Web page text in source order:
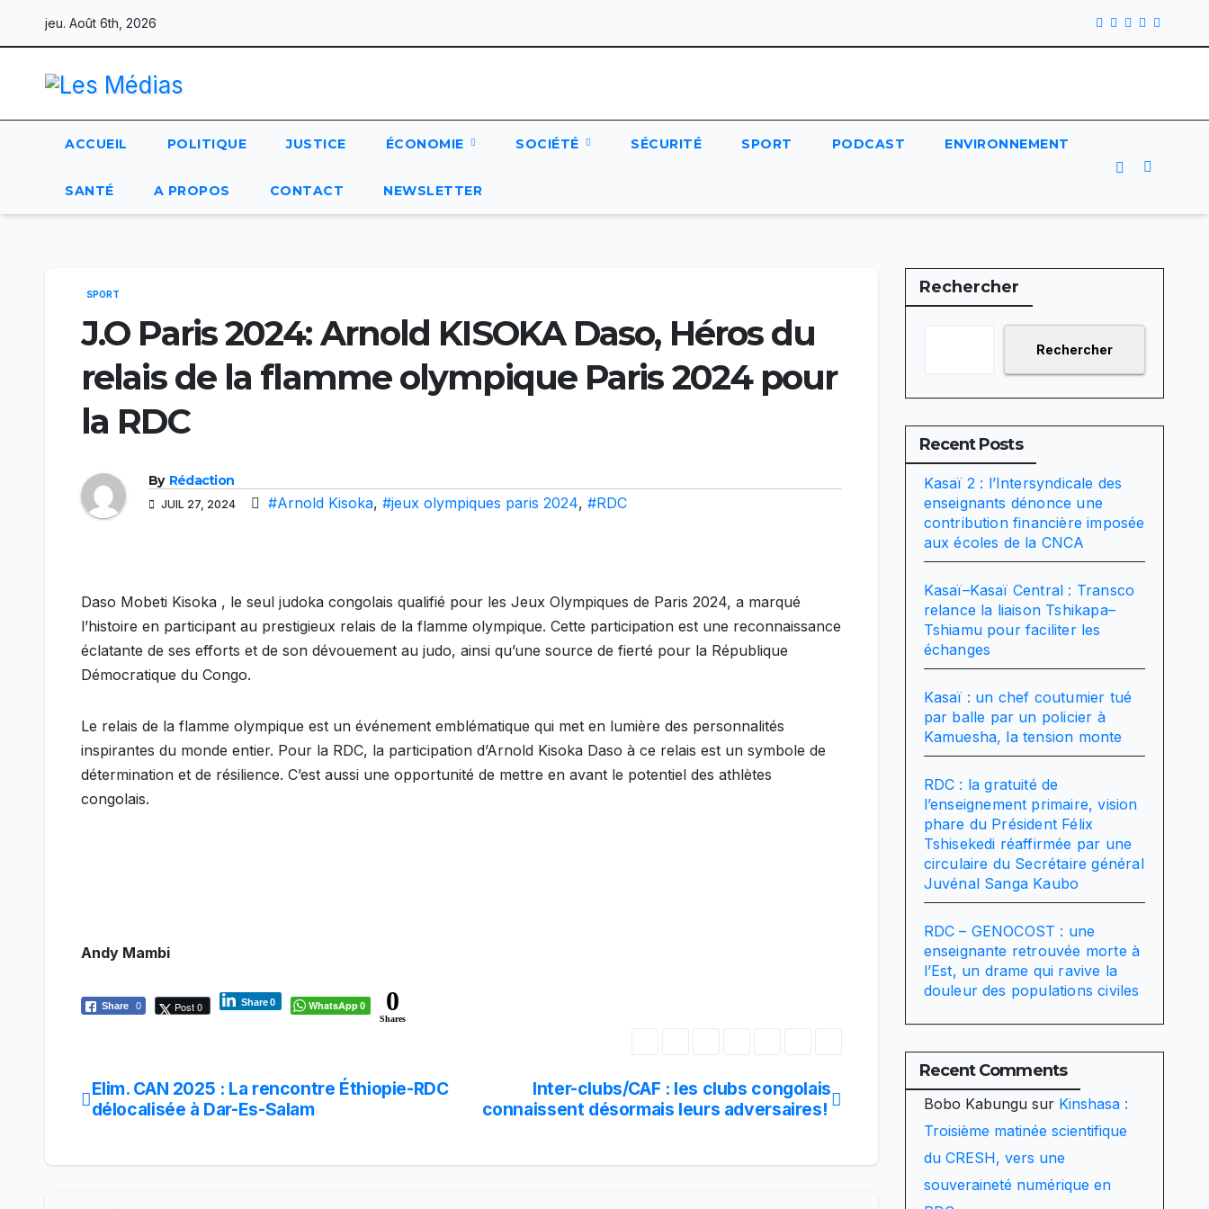
jeu. Août 6th, 2026
ACCUEIL POLITIQUE JUSTICE ÉCONOMIE SOCIÉTÉ SÉCURITÉ SPORT PODCAST ENVIRONNEMENT
SANTÉ A PROPOS CONTACT NEWSLETTER
SPORT
J.O Paris 2024: Arnold KISOKA Daso, Héros du
relais de la flamme olympique Paris 2024 pour
la RDC
By Rédaction
JUIL 27, 2024 #Arnold Kisoka, #jeux olympiques paris 2024, #RDC
Daso Mobeti Kisoka , le seul judoka congolais qualifié pour les Jeux Olympiques de Paris 2024, a marqué
l’histoire en participant au prestigieux relais de la flamme olympique. Cette participation est une reconnaissance
éclatante de ses efforts et de son dévouement au judo, ainsi qu’une source de fierté pour la République
Démocratique du Congo.
Le relais de la flamme olympique est un événement emblématique qui met en lumière des personnalités
inspirantes du monde entier. Pour la RDC, la participation d’Arnold Kisoka Daso à ce relais est un symbole de
détermination et de résilience. C’est aussi une opportunité de mettre en avant le potentiel des athlètes
congolais.
Andy Mambi
Share 0 Post 0 Share0 WhatsApp0 0
Shares
Navigation
l’article
Inter-clubs/CAF : les clubs congolais
connaissent désormais leurs adversaires!
Elim. CAN 2025 : La rencontre Éthiopie-RDC
délocalisée à Dar-Es-Salam
Rechercher
Rechercher
Recent Posts
Kasaï 2 : l’Intersyndicale des
enseignants dénonce une
contribution financière imposée
aux écoles de la CNCA
Kasaï–Kasaï Central : Transco
relance la liaison Tshikapa–
Tshiamu pour faciliter les
échanges
Kasaï : un chef coutumier tué
par balle par un policier à
Kamuesha, la tension monte
RDC : la gratuité de
l’enseignement primaire, vision
phare du Président Félix
Tshisekedi réaffirmée par une
circulaire du Secrétaire général
Juvénal Sanga Kaubo
RDC – GENOCOST : une
enseignante retrouvée morte à
l’Est, un drame qui ravive la
douleur des populations civiles
Recent Comments
Bobo Kabungusur Kinshasa :
Troisième matinée scientifique
du CRESH, vers une
souveraineté numérique en